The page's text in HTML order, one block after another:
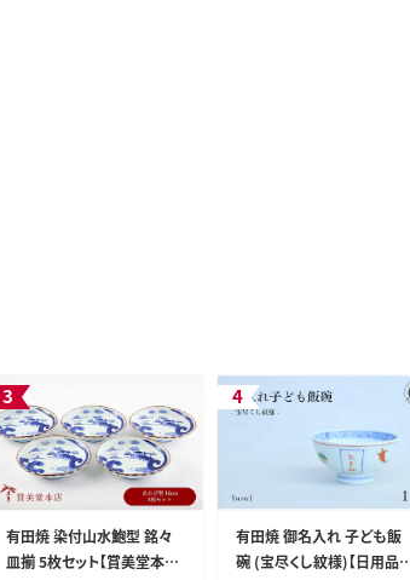
有田焼 染付山水鮑型 銘々
皿揃 5枚セット【賞美堂本
有田焼 御名入れ 子ども飯
碗 (宝尽くし紋様)【日用品